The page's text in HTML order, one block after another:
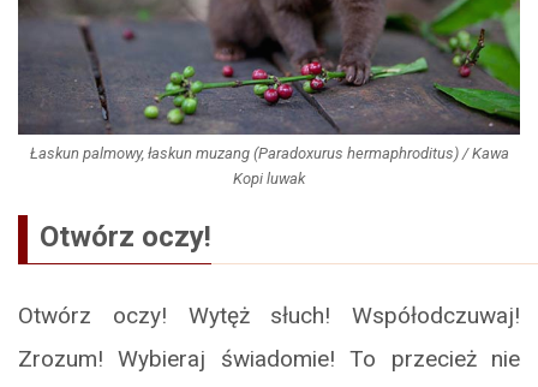
Łaskun palmowy, łaskun muzang (Paradoxurus hermaphroditus) / Kawa
Kopi luwak
Otwórz oczy!
Otwórz oczy! Wytęż słuch! Współodczuwaj!
Zrozum! Wybieraj świadomie! To przecież nie